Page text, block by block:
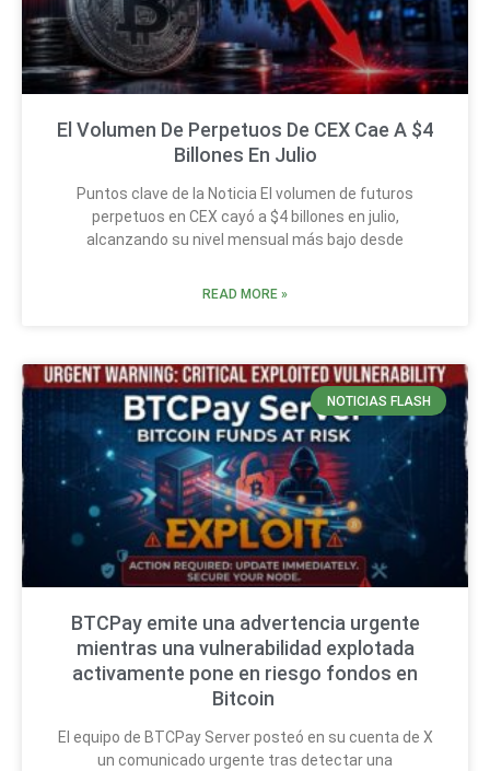
El Volumen De Perpetuos De CEX Cae A $4
Billones En Julio
Puntos clave de la Noticia El volumen de futuros
perpetuos en CEX cayó a $4 billones en julio,
alcanzando su nivel mensual más bajo desde
READ MORE »
NOTICIAS FLASH
BTCPay emite una advertencia urgente
mientras una vulnerabilidad explotada
activamente pone en riesgo fondos en
Bitcoin
El equipo de BTCPay Server posteó en su cuenta de X
un comunicado urgente tras detectar una